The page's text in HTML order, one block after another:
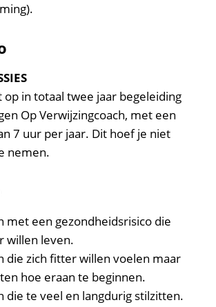
op in totaal twee jaar begeleiding
Op Verwijzingcoach, met een
7 uur per jaar. Dit hoef je niet
nemen.
met een gezondheidsrisico die
willen leven.
die zich fitter willen voelen maar
hoe eraan te beginnen.
die te veel en langdurig stilzitten.